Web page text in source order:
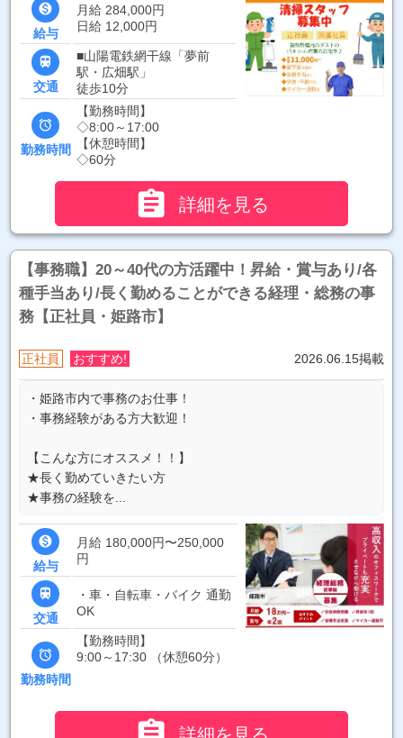

給与
月給 284,000円
日給 12,000円

交通
■山陽電鉄網干線「夢前
駅・広畑駅」
徒歩10分

勤務時間
【勤務時間】
◇8:00～17:00
【休憩時間】
◇60分
 詳細を見る
【事務職】20～40代の方活躍中！昇給・賞与あり/各
種手当あり/長く勤めることができる経理・総務の事
務【正社員・姫路市】
正社員 おすすめ! 2026.06.15掲載
・姫路市内で事務のお仕事！
・事務経験がある方大歓迎！
【こんな方にオススメ！！】
★長く勤めていきたい方
★事務の経験を...

給与
月給 180,000円〜250,000
円

交通
・車・自転車・バイク 通勤
OK

勤務時間
【勤務時間】
9:00～17:30 （休憩60分）